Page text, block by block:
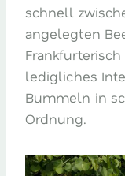
schnell
angelegten
ledigliches
Bummeln in
Ordnung.